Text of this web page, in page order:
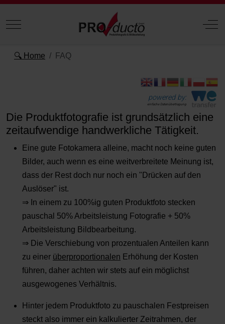
Mobile Menu Toggle Off-
🔍 Home FAQ
powered by:
einfache Datenübertragung
Die Produktfotografie ist grundsätzlich eine
zeitaufwendige handwerkliche Tätigkeit.
Eine gute Fotokamera alleine, macht noch keine guten
Bilder, auch wenn es eine weitverbreitete Meinung ist,
dass der Rest doch nur noch ein "Drücken auf den
Auslöser" ist.
⇒ In einem zu 100%ig guten Produktfoto stecken
pauschal 50% Arbeitsleistung Fotografie + 50%
Arbeitsleistung Bildbearbeitung.
⇒ Die Verschiebung von prozentualen Anteilen kann
zu einer überproportionalen Erhöhung der Kosten
führen, daher achten wir stets auf ein möglichst
ausgewogenes Verhältnis.
Hinter jedem Produktfoto zu pauschalen Festpreisen
steckt also immer ein kalkulierter Zeitrahmen, der